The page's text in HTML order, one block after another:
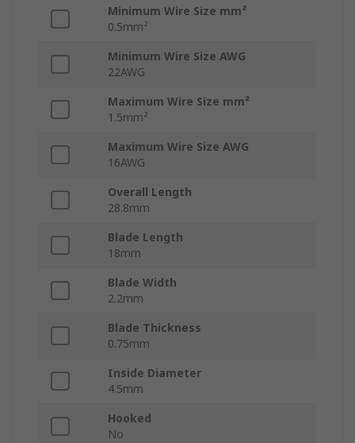
Minimum Wire Size mm²
0.5mm²
Minimum Wire Size AWG
22AWG
Maximum Wire Size mm²
1.5mm²
Maximum Wire Size AWG
16AWG
Overall Length
28.8mm
Blade Length
18mm
Blade Width
2.2mm
Blade Thickness
0.75mm
Inside Diameter
4.5mm
Hooked
No